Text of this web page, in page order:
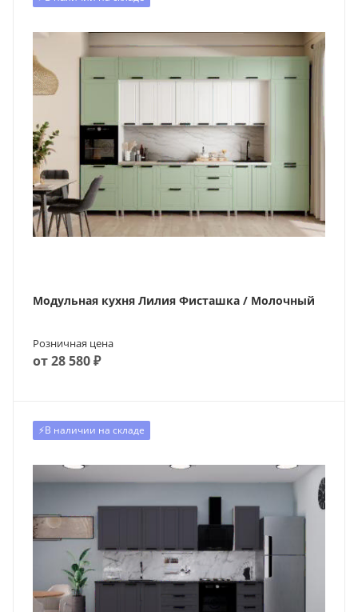
Модульная кухня Лилия Фисташка / Молочный
Розничная цена
от 28 580 ₽
⚡️В наличии на складе